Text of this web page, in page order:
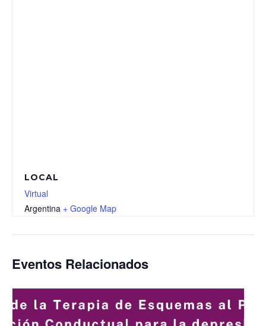
LOCAL
Virtual
Argentina + Google Map
Eventos Relacionados